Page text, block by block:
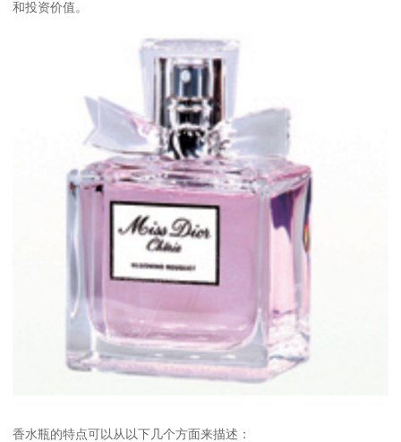
和投资价值。
香水瓶的特点可以从以下几个方面来描述：